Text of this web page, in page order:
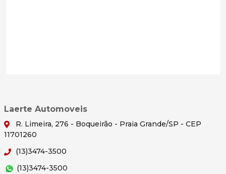
Laerte Automoveis
R. Limeira, 276 - Boqueirão - Praia Grande/SP - CEP
11701260
(13)3474-3500
(13)3474-3500